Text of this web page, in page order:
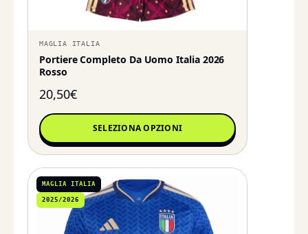
MAGLIA ITALIA
Portiere Completo Da Uomo Italia 2026
Rosso
20,50€
SELEZIONA OPZIONI
MAGLIA ITALIA
2025/2026